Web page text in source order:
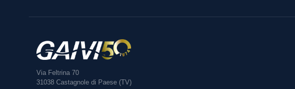
Via Feltrina 70
31038 Castagnole di Paese (TV)